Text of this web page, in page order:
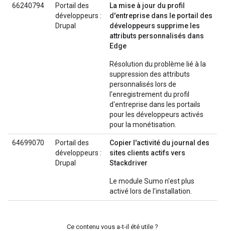
66240794
Portail des
développeurs :
Drupal
La mise à jour du profil
d'entreprise dans le portail des
développeurs supprime les
attributs personnalisés dans
Edge
Résolution du problème lié à la
suppression des attributs
personnalisés lors de
l'enregistrement du profil
d'entreprise dans les portails
pour les développeurs activés
pour la monétisation.
64699070
Portail des
développeurs :
Drupal
Copier l'activité du journal des
sites clients actifs vers
Stackdriver
Le module Sumo n'est plus
activé lors de l'installation.
Ce contenu vous a-t-il été utile ?